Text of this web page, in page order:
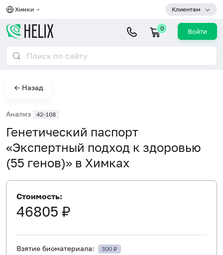
Химки Клиентам
0 Войти
← Назад
Анализ 42-108
Генетический паспорт
«Экспертный подход к здоровью
(55 генов)» в Химках
Стоимость:
46805 ₽
Взятие биоматериала: 300 ₽